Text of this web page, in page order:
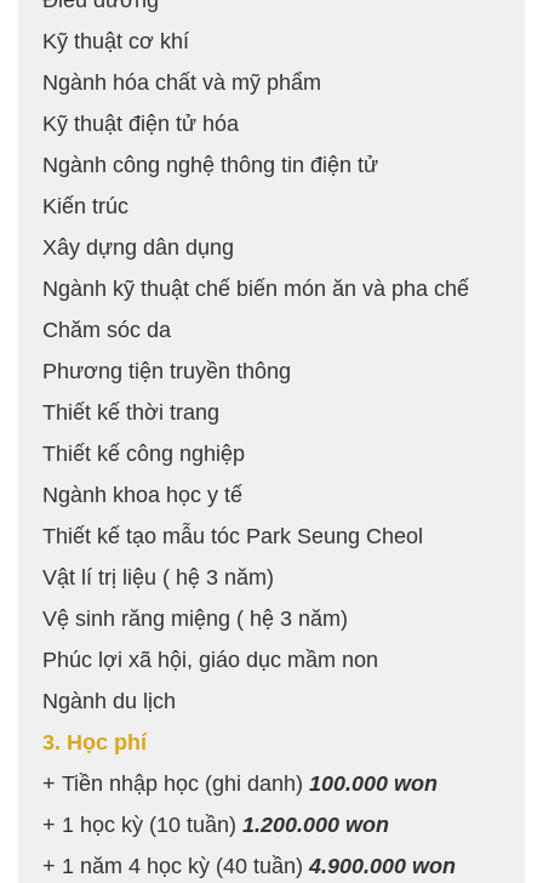
Kỹ thuật cơ khí
Ngành hóa chất và mỹ phẩm
Kỹ thuật điện tử hóa
Ngành công nghệ thông tin điện tử
Kiến trúc
Xây dựng dân dụng
Ngành kỹ thuật chế biến món ăn và pha chế
Chăm sóc da
Phương tiện truyền thông
Thiết kế thời trang
Thiết kế công nghiệp
Ngành khoa học y tế
Thiết kế tạo mẫu tóc Park Seung Cheol
Vật lí trị liệu ( hệ 3 năm)
Vệ sinh răng miệng ( hệ 3 năm)
Phúc lợi xã hội, giáo dục mầm non
Ngành du lịch
3. Học phí
+ Tiền nhập học (ghi danh) 100.000 won
+ 1 học kỳ (10 tuần) 1.200.000 won
+ 1 năm 4 học kỳ (40 tuần)4.900.000 won